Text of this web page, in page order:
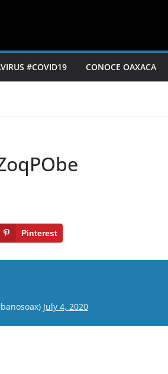
#COVID19 CONOCE OAXACA
Pinterest
July 4, 2020